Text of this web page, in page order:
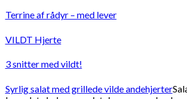
Terrine af rådyr – med lever
VILDT Hjerte
3 snitter med vildt!
Syrlig salat med grillede vilde andehjerter